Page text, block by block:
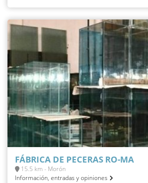
FÁBRICA DE PECERAS RO-MA
15.5 km - Morón
Información, entradas y opiniones